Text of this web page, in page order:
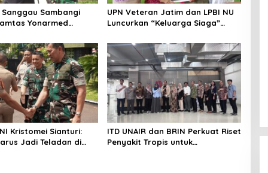
Sambangi
Yonarmed
UPN Veteran Jatim dan LPBI NU
Luncurkan “Keluarga Siaga”
Kristomei Sianturi:
Jadi Teladan di
ITD UNAIR dan BRIN Perkuat Riset
Penyakit Tropis untuk